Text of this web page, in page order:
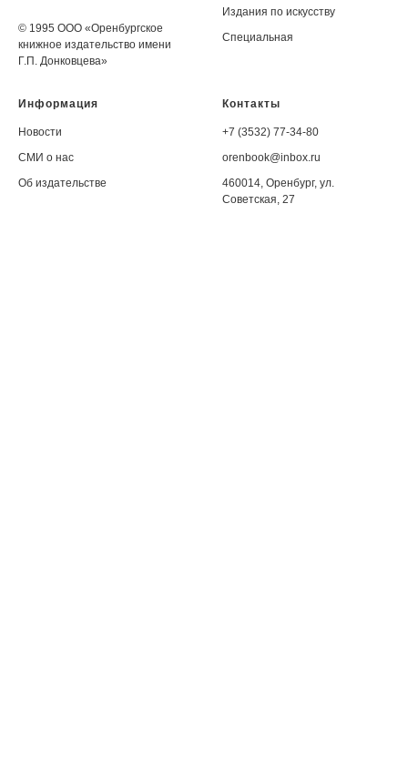
© 1995 ООО «Оренбургское
книжное издательство имени
Г.П. Донковцева»
Издания по искусству
Специальная
Информация
Новости
СМИ о нас
Об издательстве
Контакты
+7 (3532) 77-34-80
orenbook@inbox.ru
460014, Оренбург, ул.
Советская, 27